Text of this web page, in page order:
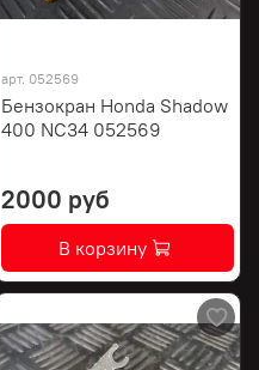
арт. 052569
Бензокран Honda Shadow
400 NC34 052569
2000 руб
В корзину